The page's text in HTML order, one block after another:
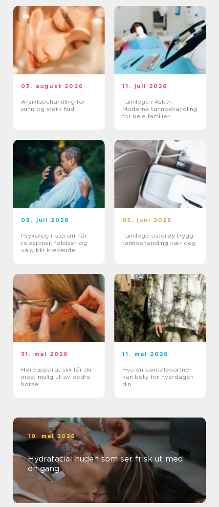
03. august 2026
Ansiktsbehandling for
sunn og sterk hud
11. juli 2026
Tannlege i Asker:
Moderne tannbehandling
for hele familien
09. juli 2026
Psykolog i bærum når
relasjoner, følelser og
valg blir krevende
05. juni 2026
Tannlege osterøy trygg
tannbehandling nær deg
31. mai 2026
Høreapparat slik får du
mest mulig ut av bedre
hørsel
11. mai 2026
Hva en samtalepartner
kan bety for hverdagen
din
10. mai 2026
Hydrafacial huden som ser frisk ut med
en gang